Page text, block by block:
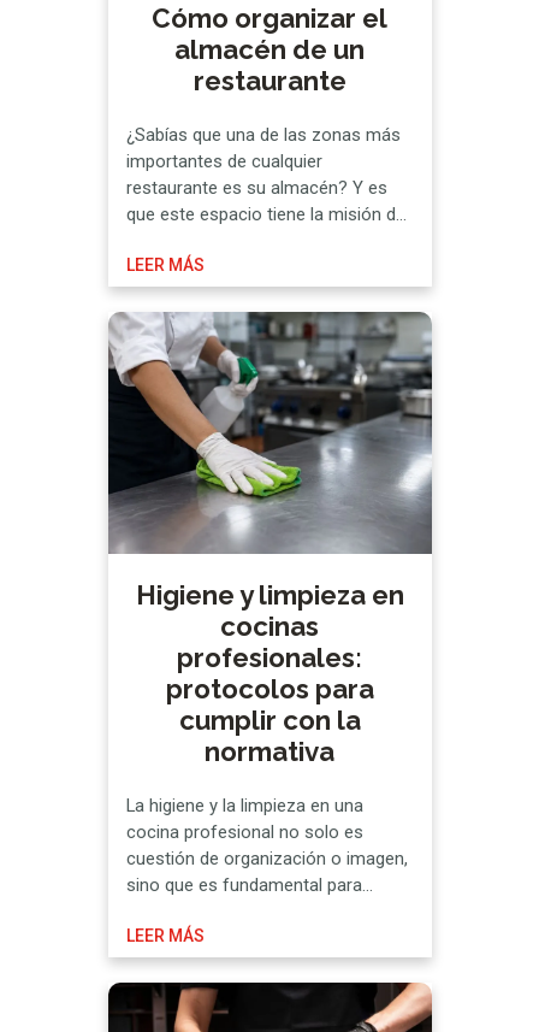
Cómo organizar el
almacén de un
restaurante
¿Sabías que una de las zonas más
importantes de cualquier
restaurante es su almacén? Y es
que este espacio tiene la misión de
necesarias para el funcionamiento
del negocio, por lo que su orden se
convierte en un requisito
indispensable. Porque no todos los
alimentos caducan a la vez, ni
requieren …
LEER MÁS
Higiene y limpieza en
cocinas
profesionales:
protocolos para
cumplir con la
normativa
La higiene y la limpieza en una
cocina profesional no solo es
cuestión de organización o imagen,
sino que es fundamental para
por consiguiente, preservar la
seguridad alimentaria y APPCC.
Precisamente, tomando de
referencia el sistema de Análisis de
LEER MÁS